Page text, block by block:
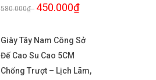
580.000₫- 450.000₫
Giày Tây Nam Công Sở
Đế Cao Su Cao 5CM
Chống Trượt – Lịch Lãm,